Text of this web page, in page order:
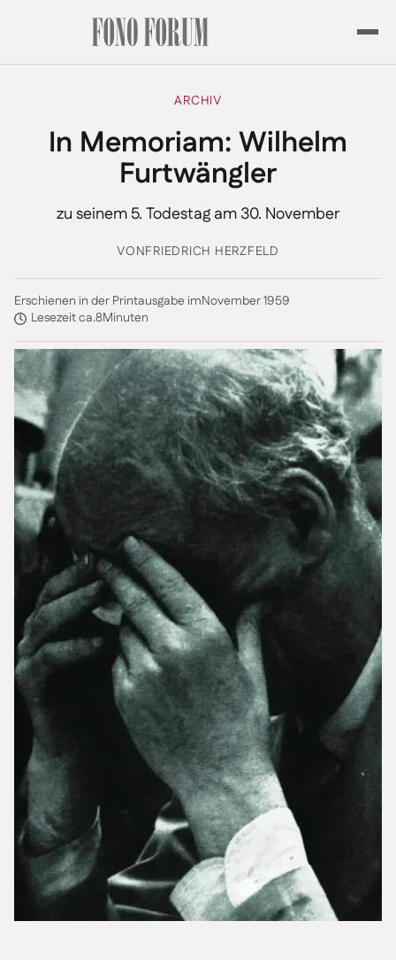
ARCHIV
In Memoriam: Wilhelm
Furtwängler
zu seinem 5. Todestag am 30. November
VONFRIEDRICH HERZFELD
Erschienen in der Printausgabe imNovember 1959
Lesezeit ca.8Minuten